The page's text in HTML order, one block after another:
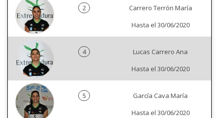
2
Carrero Terrón María
Hasta el 30/06/2020
4
Lucas Carrero Ana
Hasta el 30/06/2020
5
García Cava María
Hasta el 30/06/2020